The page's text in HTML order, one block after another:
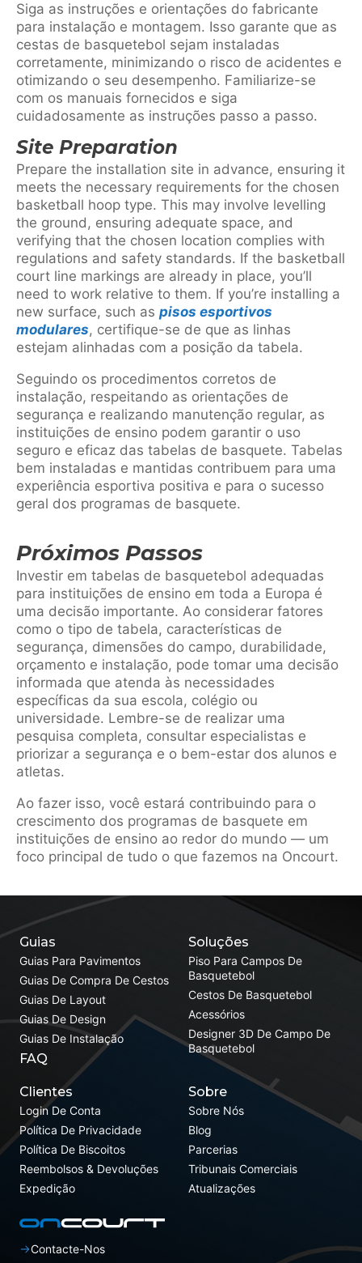
Siga as instruções e orientações do fabricante
para instalação e montagem. Isso garante que as
cestas de basquetebol sejam instaladas
corretamente, minimizando o risco de acidentes e
otimizando o seu desempenho. Familiarize-se
com os manuais fornecidos e siga
cuidadosamente as instruções passo a passo.
Site Preparation
Prepare the installation site in advance, ensuring it
meets the necessary requirements for the chosen
basketball hoop type. This may involve levelling
the ground, ensuring adequate space, and
verifying that the chosen location complies with
regulations and safety standards. If the basketball
court line markings are already in place, you’ll
need to work relative to them. If you’re installing a
new surface, such as pisos esportivos
modulares, certifique-se de que as linhas
estejam alinhadas com a posição da tabela.
Seguindo os procedimentos corretos de
instalação, respeitando as orientações de
segurança e realizando manutenção regular, as
instituições de ensino podem garantir o uso
seguro e eficaz das tabelas de basquete. Tabelas
bem instaladas e mantidas contribuem para uma
experiência esportiva positiva e para o sucesso
geral dos programas de basquete.
Próximos Passos
Investir em tabelas de basquetebol adequadas
para instituições de ensino em toda a Europa é
uma decisão importante. Ao considerar fatores
como o tipo de tabela, características de
segurança, dimensões do campo, durabilidade,
orçamento e instalação, pode tomar uma decisão
informada que atenda às necessidades
específicas da sua escola, colégio ou
universidade. Lembre-se de realizar uma
pesquisa completa, consultar especialistas e
priorizar a segurança e o bem-estar dos alunos e
atletas.
Ao fazer isso, você estará contribuindo para o
crescimento dos programas de basquete em
instituições de ensino ao redor do mundo — um
foco principal de tudo o que fazemos na Oncourt.
Soluções
Piso Para Campos De
Basquetebol
Cestos De Basquetebol
Acessórios
Designer 3D De Campo De
Basquetebol
Guias
Guias Para Pavimentos
Guias De Compra De Cestos
Guias De Layout
Guias De Design
Guias De Instalação
FAQ
Clientes
Login De Conta
Política De Privacidade
Política De Biscoitos
Reembolsos & Devoluções
Expedição
Sobre
Sobre Nós
Blog
Parcerias
Tribunais Comerciais
Atualizações
Contacte-Nos